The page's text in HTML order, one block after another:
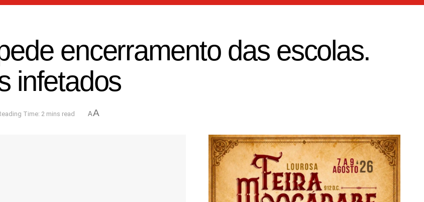
encerramento das escolas.
infetados
Time: 2 mins read AA